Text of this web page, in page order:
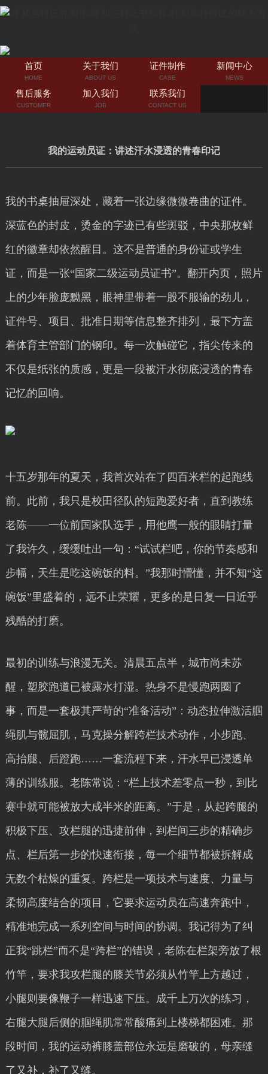
首页
HOME
关于我们
ABOUT US
证件制作
CASE
新闻中心
NEWS
售后服务
CUSTOMER
加入我们
JOB
联系我们
CONTACT US
我的运动员证：讲述汗水浸透的青春印记
我的书桌抽屉深处，藏着一张边缘微微卷曲的证件。
深蓝色的封皮，烫金的字迹已有些斑驳，中央那枚鲜
红的徽章却依然醒目。这不是普通的身份证或学生
证，而是一张“国家二级运动员证书”。翻开内页，照片
上的少年脸庞黝黑，眼神里带着一股不服输的劲儿，
证件号、项目、批准日期等信息整齐排列，最下方盖
着体育主管部门的钢印。每一次触碰它，指尖传来的
不仅是纸张的质感，更是一段被汗水彻底浸透的青春
记忆的回响。
十五岁那年的夏天，我首次站在了四百米栏的起跑线
前。此前，我只是校田径队的短跑爱好者，直到教练
老陈——一位前国家队选手，用他鹰一般的眼睛打量
了我许久，缓缓吐出一句：“试试栏吧，你的节奏感和
步幅，天生是吃这碗饭的料。”我那时懵懂，并不知“这
碗饭”里盛着的，远不止荣耀，更多的是日复一日近乎
残酷的打磨。
最初的训练与浪漫无关。清晨五点半，城市尚未苏
醒，塑胶跑道已被露水打湿。热身不是慢跑两圈了
事，而是一套极其严苛的“准备活动”：动态拉伸激活腘
绳肌与髋屈肌，马克操分解跨栏技术动作，小步跑、
高抬腿、后蹬跑……一套流程下来，汗水早已浸透单
薄的训练服。老陈常说：“栏上技术差零点一秒，到比
赛中就可能被放大成半米的距离。”于是，从起跨腿的
积极下压、攻栏腿的迅捷前伸，到栏间三步的精确步
点、栏后第一步的快速衔接，每一个细节都被拆解成
无数个枯燥的重复。跨栏是一项技术与速度、力量与
柔韧高度结合的项目，它要求运动员在高速奔跑中，
精准地完成一系列空间与时间的协调。我记得为了纠
正我“跳栏”而不是“跨栏”的错误，老陈在栏架旁放了根
竹竿，要求我攻栏腿的膝关节必须从竹竿上方越过，
小腿则要像鞭子一样迅速下压。成千上万次的练习，
右腿大腿后侧的腘绳肌常常酸痛到上楼梯都困难。那
段时间，我的运动裤膝盖部位永远是磨破的，母亲缝
了又补，补了又缝。